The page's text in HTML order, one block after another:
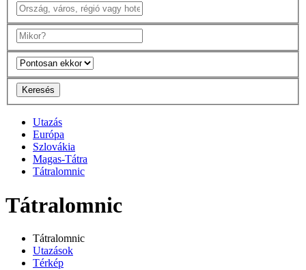
Keresés
Utazás
Európa
Szlovákia
Magas-Tátra
Tátralomnic
Tátralomnic
Tátralomnic
Utazások
Térkép